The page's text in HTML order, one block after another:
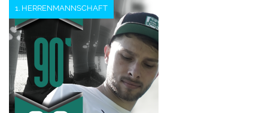
1. HERRENMANNSCHAFT